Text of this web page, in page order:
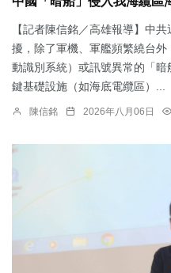
【記者陳信銘／高雄報導】中
擾，除了軍機、軍艦頻繁繞台
動識別系統）或訊號異常的「
鍵基礎設施（如海底電纜區）...
陳信銘 2026年八月06日